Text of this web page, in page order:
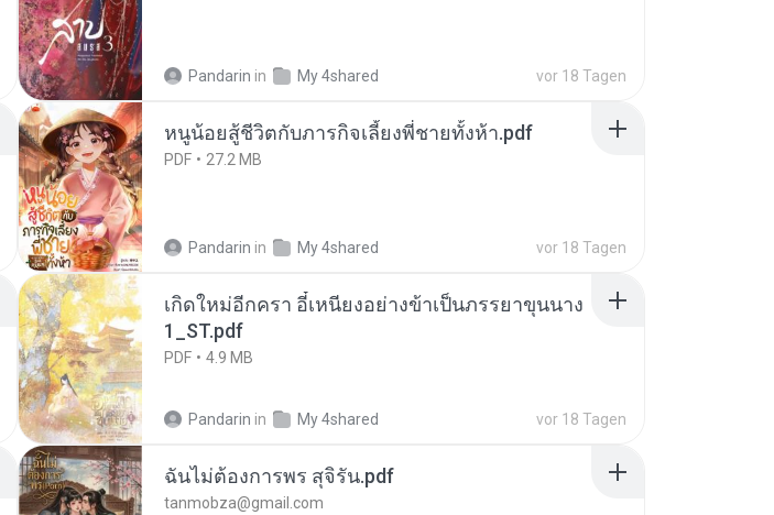
Pandarin in My 4shared vor 18 Tagen
หนูน้อยสู้ชีวิตกับภารกิจเลี้ยงพี่ชายทั้งห้า.pdf
PDF 27.2 MB
Pandarin in My 4shared vor 18 Tagen
เกิดใหม่อีกครา อี๋เหนียงอย่างข้าเป็นภรรยาขุนนาง
1_ST.pdf
PDF 4.9 MB
Pandarin in My 4shared vor 18 Tagen
ฉันไม่ต้องการพร สุจิรัน.pdf
tanmobza@gmail.com